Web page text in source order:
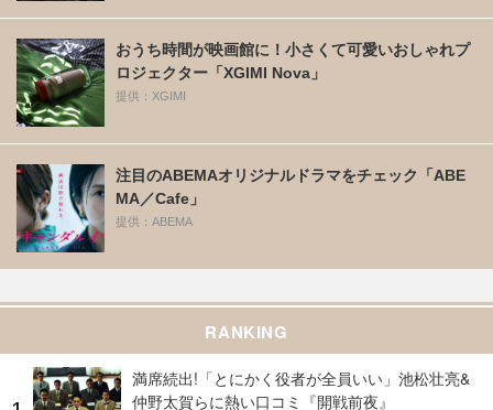
おうち時間が映画館に！小さくて可愛いおしゃれプ
ロジェクター「XGIMI Nova」
提供：XGIMI
注目のABEMAオリジナルドラマをチェック「ABE
MA／Cafe」
提供：ABEMA
RANKING
満席続出!「とにかく役者が全員いい」池松壮亮&
仲野太賀らに熱い口コミ『開戦前夜』